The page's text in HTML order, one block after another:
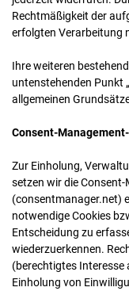
Rechtmäßigkeit der
erfolgten Verarbeitung
Ihre weiteren
untenstehenden Punkt
allgemeinen
Consent-
Zur Einholung,
setzen wir die
(consentmanager.net)
notwendige Cookies
Entscheidung zu
wiederzuerkennen.
(berechtigtes Interesse
Einholung von